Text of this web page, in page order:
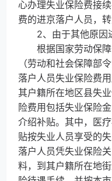
心办理失业保险费接
费的进京落户人员，
2、由于其他原因
根据国家劳动保障
（劳动和社会保障部
落户人员失业保险费
其户籍所在地区县失
险费用包括失业保险
介绍补贴。其中，医
贴按失业人员享受的
落户人员凭失业保险
料，到其户籍所在地